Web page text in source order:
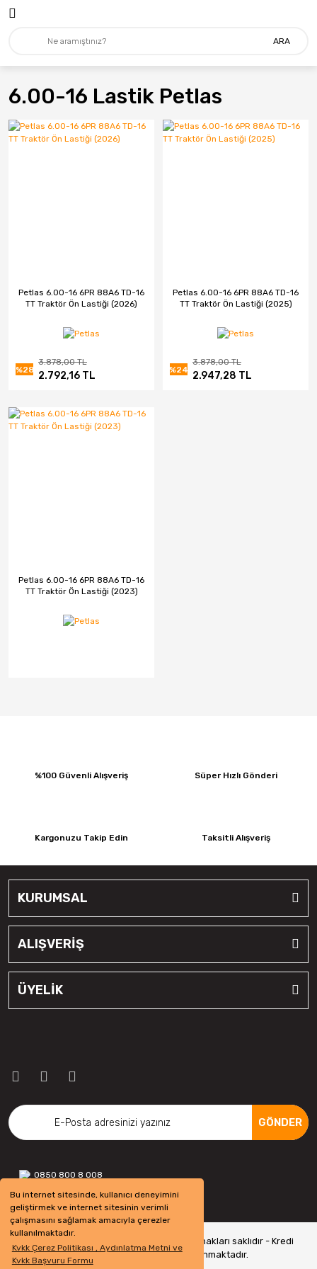
Bu internet sitesinde, kullanıcı deneyimini
geliştirmek ve internet sitesinin verimli
çalışmasını sağlamak amacıyla çerezler
kullanılmaktadır.
Kvkk Çerez Politikası , Aydınlatma Metni ve
Kvkk Başvuru Formu
ARA
6.00-16 Lastik Petlas
Petlas 6.00-16 6PR 88A6 TD-16
TT Traktör Ön Lastiği (2026)
%28
3.878,00 TL
2.792,16 TL
Petlas 6.00-16 6PR 88A6 TD-16
TT Traktör Ön Lastiği (2025)
%24
3.878,00 TL
2.947,28 TL
Petlas 6.00-16 6PR 88A6 TD-16
TT Traktör Ön Lastiği (2023)
%100 Güvenli Alışveriş Süper Hızlı Gönderi
Kargonuzu Takip Edin Taksitli Alışveriş
KURUMSAL
ALIŞVERİŞ
ÜYELİK
GÖNDER
0850 800 8 008
Copyright 2022 © - otolastikavm.com - Tüm hakları saklıdır - Kredi
kartı bilgileriniz 256bit SSL Sertifikası ile Korunmaktadır.